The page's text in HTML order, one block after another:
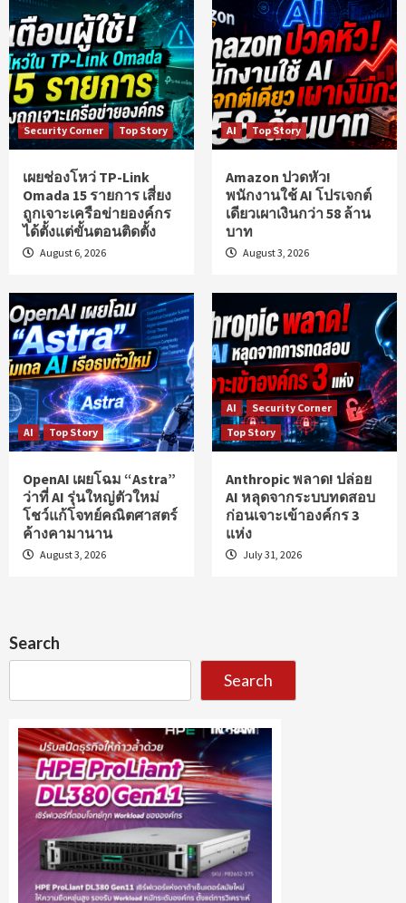
Security Corner Top Story
เผยช่องโหว่ TP-Link
Omada 15 รายการ เสี่ยง
ถูกเจาะเครือข่ายองค์กร
ได้ตั้งแต่ขั้นตอนติดตั้ง
August 6, 2026
AI Top Story
Amazon ปวดหัว!
พนักงานใช้ AI โปรเจกต์
เดียวเผาเงินกว่า 58 ล้าน
บาท
August 3, 2026
AI Top Story
OpenAI เผยโฉม “Astra”
ว่าที่ AI รุ่นใหญ่ตัวใหม่
โชว์แก้โจทย์คณิตศาสตร์
ค้างคามานาน
August 3, 2026
AI
Security Corner
Top Story
Anthropic พลาด! ปล่อย
AI หลุดจากระบบทดสอบ
ก่อนเจาะเข้าองค์กร 3
แห่ง
July 31, 2026
Search
Search